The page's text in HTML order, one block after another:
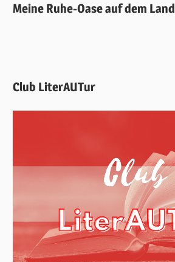
Meine Ruhe-Oase auf dem Land
Club LiterAUTur